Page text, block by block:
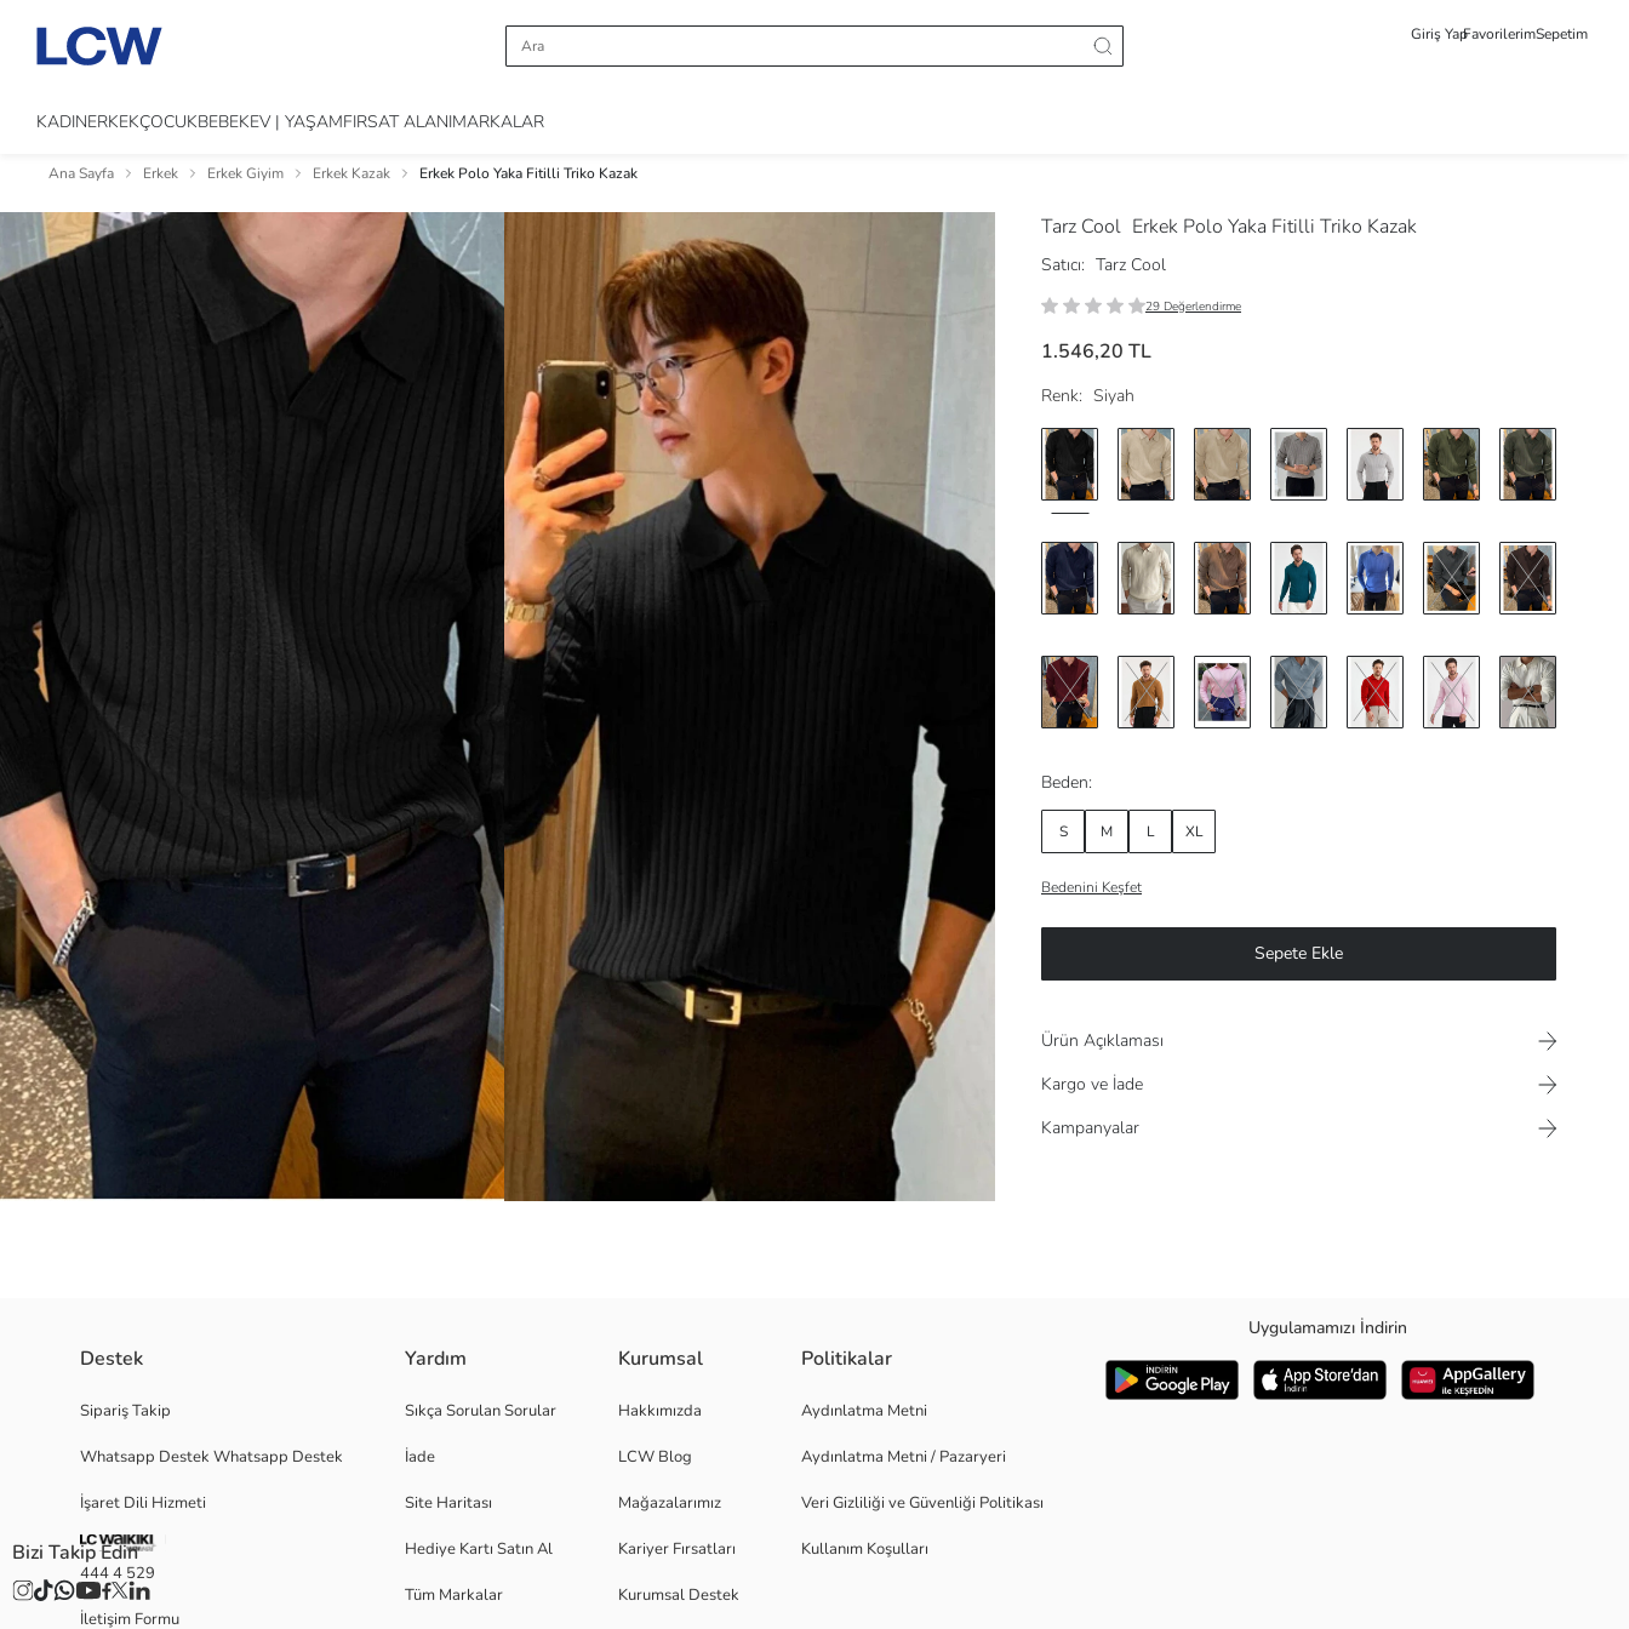
Giriş YapFavorilerimSepetim
KADINERKEKÇOCUKBEBEKEV | YAŞAMFIRSAT ALANIMARKALAR
Ana Sayfa Erkek Erkek Giyim Erkek Kazak Erkek Polo Yaka Fitilli Triko Kazak
Tarz Cool Erkek Polo Yaka Fitilli Triko Kazak
Satıcı: Tarz Cool
29 Değerlendirme
1.546,20 TL
Renk: Siyah
Beden:
S M L XL
Bedenini Keşfet
Sepete Ekle
Ürün Açıklaması
Kargo ve İade
Kampanyalar
Mankenin üzerindeki ürün L/42/14 bedendir. ; Modelin Ölçüleri: Boy: 189cm(6'2'') Göğüs: 91cm(35in) Bel: 78cm(30in) Kalça: 95cm(37in) 50% Akrilik,40% Polyester,5% Yün,5% Diğer Elyaflar ; Regular Fit: Rahat, vücudu
sarmayan bir kesimdir. ; Kalıp olarak biraz daha bolluk payı vardır. ; Konsept çekimlerinde renkler ışık farklılığından dolayı değişiklik gösterebilir. ;
Cinsiyet:
Kalıp:
Kumaş:
Destek
Sipariş Takip
Whatsapp Destek Whatsapp Destek
İşaret Dili Hizmeti
444 4 529
İletişim Formu
Yardım
Sıkça Sorulan Sorular
İade
Site Haritası
Hediye Kartı Satın Al
Tüm Markalar
Kurumsal
Hakkımızda
LCW Blog
Mağazalarımız
Kariyer Fırsatları
Kurumsal Destek
Politikalar
Aydınlatma Metni
Aydınlatma Metni / Pazaryeri
Veri Gizliliği ve Güvenliği Politikası
Kullanım Koşulları
Uygulamamızı İndirin
Bizi Takip Edin